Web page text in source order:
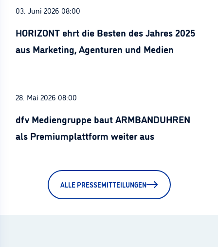
03. Juni 2026 08:00
HORIZONT ehrt die Besten des Jahres 2025
aus Marketing, Agenturen und Medien
28. Mai 2026 08:00
dfv Mediengruppe baut ARMBANDUHREN
als Premiumplattform weiter aus
ALLE PRESSEMITTEILUNGEN